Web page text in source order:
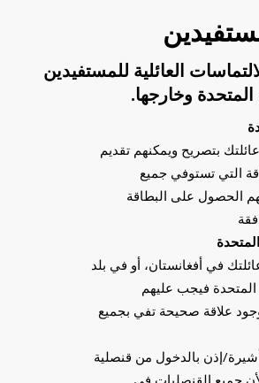
العائلية للمستفيدين
المتحدة وخارجها.
بتصريح ويمكنهم تقديم
التي تستوفي جميع
الحصول على البطاقة
في أفغانستان، أو في بلد
المتحدة فيجب عليهم
وجود علاقة صحيحة تفي بجميع
إذن بالدخول من قنصلية
جميع القنصليات في